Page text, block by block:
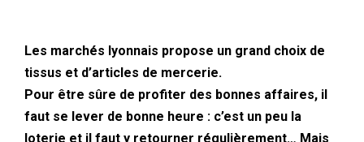
Les marchés lyonnais propose un grand choix de
tissus et d’articles de mercerie.
Pour être sûre de profiter des bonnes affaires, il
faut se lever de bonne heure : c’est un peu la
loterie et il faut y retourner régulièrement… Mais